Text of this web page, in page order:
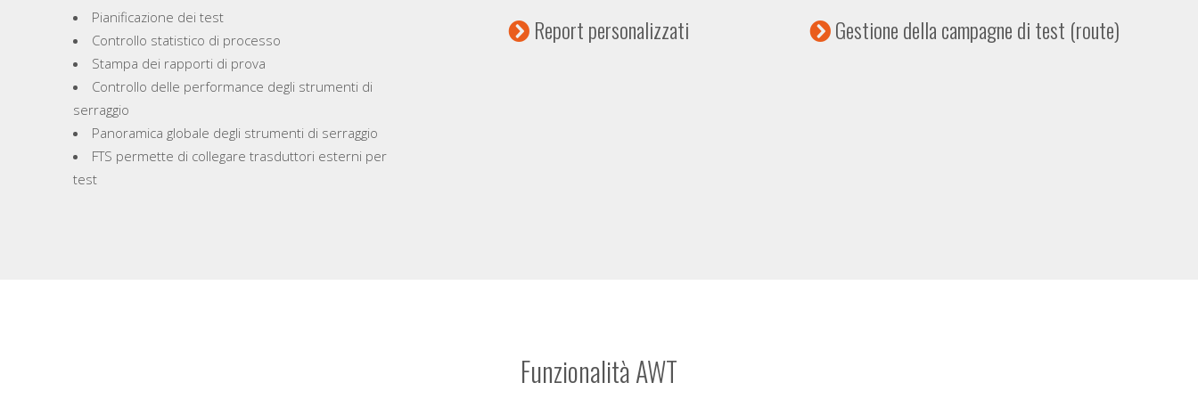
Pianificazione dei test
Controllo statistico di processo
Stampa dei rapporti di prova
Controllo delle performance degli strumenti di
serraggio
Panoramica globale degli strumenti di serraggio
FTS permette di collegare trasduttori esterni per
test
Report personalizzati Gestione della campagne di test (route)
Funzionalità AWT